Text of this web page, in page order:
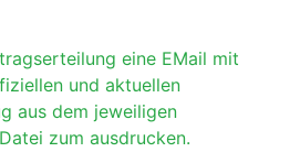
eine EMail mit
und aktuellen
aus dem jeweiligen
zum ausdrucken.